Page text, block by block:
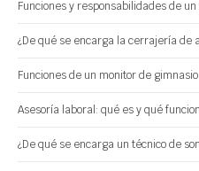
Funciones y responsabilidades de
¿De qué se encarga la cerrajería de
Funciones de un monitor de gimnasio
Asesoría laboral: qué es y qué
¿De qué se encarga un técnico de